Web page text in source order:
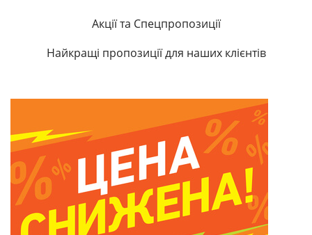
Акції та Спецпропозиції
Найкращі пропозиції для наших клієнтів